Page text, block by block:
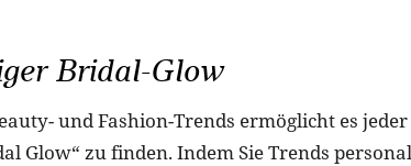
Bridal-Glow
und Fashion-Trends ermöglicht es
Glow“ zu finden. Indem Sie Trends